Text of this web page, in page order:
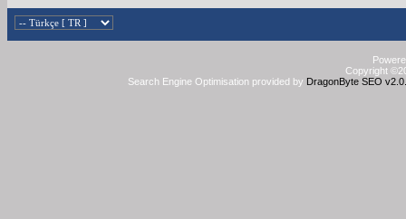
Copyright
Search Engine Optimisation provided by DragonByte SEO